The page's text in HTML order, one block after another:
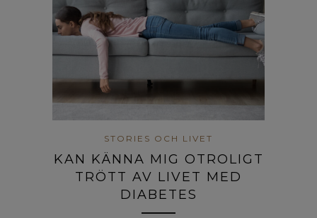
STORIES OCH LIVET
KAN KÄNNA MIG OTROLIGT
TRÖTT AV LIVET MED
DIABETES